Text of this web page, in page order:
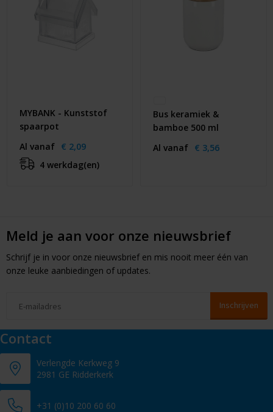
MYBANK - Kunststof
spaarpot
Al vanaf € 2,09
4 werkdag(en)
Bus keramiek &
bamboe 500 ml
Al vanaf € 3,56
Meld je aan voor onze nieuwsbrief
Schrijf je in voor onze nieuwsbrief en mis nooit meer één van
onze leuke aanbiedingen of updates.
Contact
Verlengde Kerkweg 9
2981 GE Ridderkerk
+31 (0)10 200 60 60